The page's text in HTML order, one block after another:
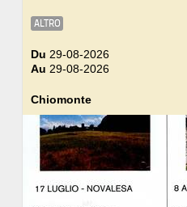
PRESS
ALTRO
Du 29-08-2026
Au 29-08-2026
Chiomonte